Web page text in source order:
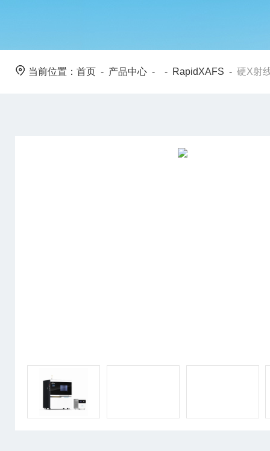
当前位置： 首页 - 产品中心 - - RapidXAFS - 硬X射